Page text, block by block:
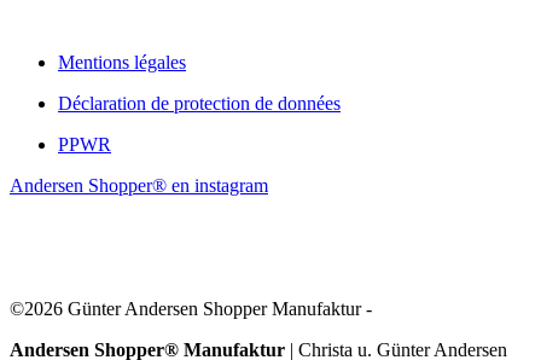
Mentions légales
Déclaration de protection de données
PPWR
Andersen Shopper® en instagram
©2026 Günter Andersen Shopper Manufaktur -
Andersen Shopper® Manufaktur | Christa u. Günter Andersen